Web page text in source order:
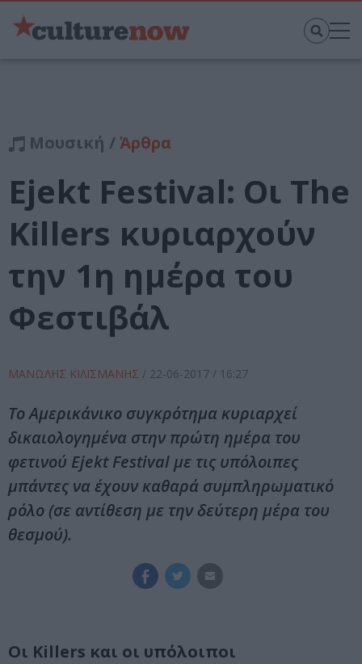
Μουσική /Άρθρα
Ejekt Festival: Οι The
Killers κυριαρχούν
την 1η ημέρα του
Φεστιβάλ
ΜΑΝΩΛΗΣ ΚΙΛΙΣΜΑΝΗΣ / 22-06-2017 / 16:27
Το Αμερικάνικο συγκρότημα κυριαρχεί
δικαιολογημένα στην πρώτη ημέρα του
φετινού Ejekt Festival με τις υπόλοιπες
μπάντες να έχουν καθαρά συμπληρωματικό
ρόλο (σε αντίθεση με την δεύτερη μέρα του
θεσμού).
Οι Killers και οι υπόλοιποι